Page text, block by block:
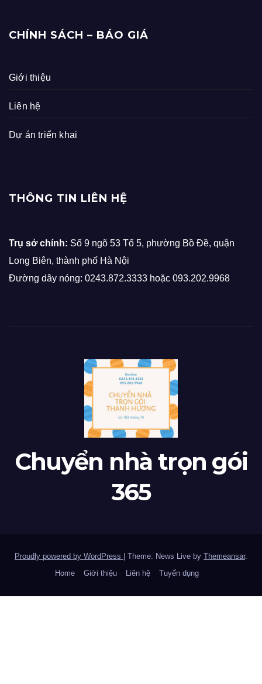
CHÍNH SÁCH – BÁO GIÁ
Giới thiệu
Liên hệ
Dự án triển khai
THÔNG TIN LIÊN HỆ
Trụ sở chính: Số 9 ngõ 53 Tổ 5, phường Bồ Đề, quận
Long Biên, thành phố Hà Nội
Đường dây nóng: 0243.872.3333 hoặc 093.202.9968
Chuyển nhà trọn gói
365
Proudly powered by WordPress Theme: News Live by Themeansar.
Home
Giới thiệu Liên hệ Tuyển dụng